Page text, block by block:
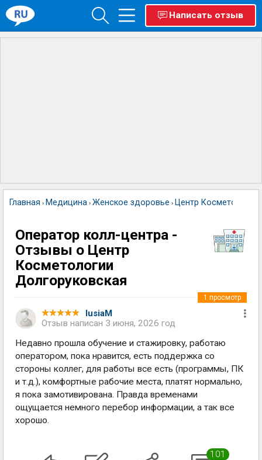
Написать отзыв
Главная › Медицина › Женское здоровье › Центр
Оператор колл-центра -
Отзывы о Центр
Косметологии
Долгоруковская
lusiaM
Отзыв написан 3 июня, 2026 год
1 просмотр
Недавно прошла обучение и стажировку, работаю
оператором, пока нравится, есть поддержка со
стороны коллег, для работы все есть (программы, ПК
и т.д.), комфортные рабочие места, платят нормально,
я пока замотивирована. Правда временами
ощущается немного перебор информации, а так все
хорошо.
101